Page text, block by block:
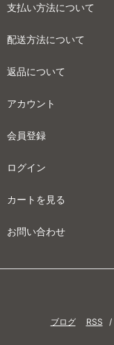
支払い方法について
配送方法について
返品について
アカウント
会員登録
ログイン
カートを見る
お問い合わせ
ブログ RSS /